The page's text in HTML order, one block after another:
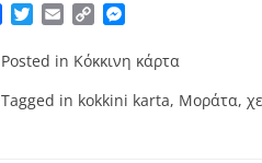
Facebook
TwitterEmailCopy
Posted in Κόκκινη κάρτα
Tagged in kokkini karta, Μοράτα,